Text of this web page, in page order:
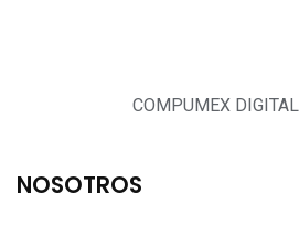
COMPUMEX DIGITAL
NOSOTROS